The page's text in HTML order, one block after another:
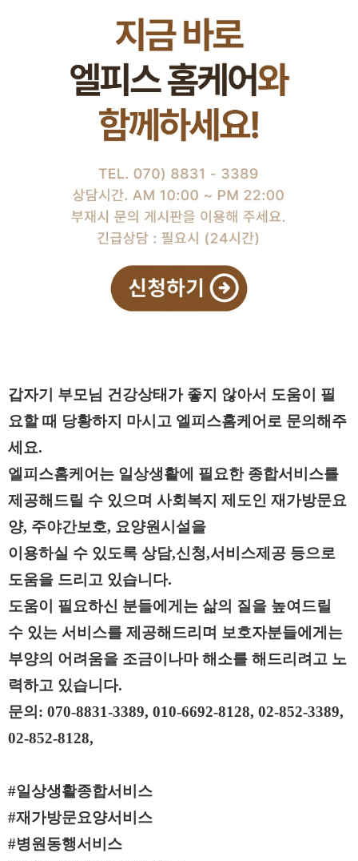
갑자기 부모님 건강상태가 좋지 않아서 도움이 필
요할 때 당황하지 마시고 엘피스홈케어로 문의해주
세요.
엘피스홈케어는 일상생활에 필요한 종합서비스를
제공해드릴 수 있으며 사회복지 제도인 재가방문요
양, 주야간보호, 요양원시설을
이용하실 수 있도록 상담,신청,서비스제공 등으로
도움을 드리고 있습니다.
도움이 필요하신 분들에게는 삶의 질을 높여드릴
수 있는 서비스를 제공해드리며 보호자분들에게는
부양의 어려움을 조금이나마 해소를 해드리려고 노
력하고 있습니다.
문의: 070-8831-3389, 010-6692-8128, 02-852-3389,
02-852-8128,
#일상생활종합서비스
#재가방문요양서비스
#병원동행서비스